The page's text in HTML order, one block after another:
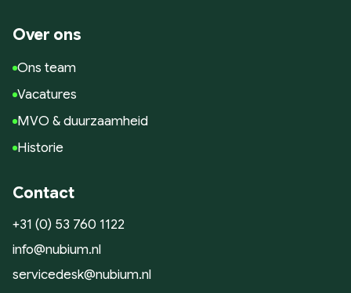
Over ons
Ons team
Vacatures
MVO & duurzaamheid
Historie
Contact
+31 (0) 53 760 1122
info@nubium.nl
servicedesk@nubium.nl